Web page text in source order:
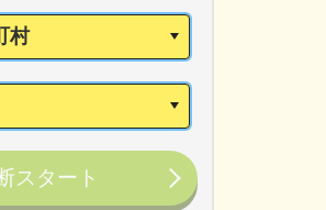
スタート